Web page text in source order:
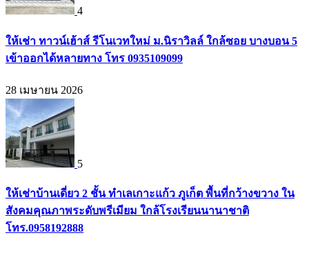
4
ให้เช่า ทาวน์เฮ้าส์ รีโนเวทใหม่ ม.นิราวิลล์ ใกล้ซอย บางบอน 5
เข้าออกได้หลายทาง โทร 0935109099
28 เมษายน 2026
5
ให้เช่าบ้านเดี่ยว 2 ชั้น ทำเลเกาะแก้ว ภูเก็ต พื้นที่กว้างขวาง ใน
สังคมคุณภาพระดับพรีเมียม ใกล้โรงเรียนนานาชาติ
โทร.0958192888